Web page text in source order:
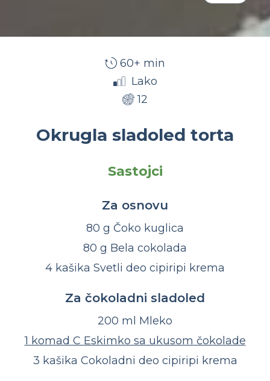
60+ min
Lako
12
Okrugla sladoled torta
Sastojci
Za osnovu
80 g Čoko kuglica
80 g Bela cokolada
4 kašika Svetli deo cipiripi krema
Za čokoladni sladoled
200 ml Mleko
1 komad C Eskimko sa ukusom čokolade
3 kašika Cokoladni deo cipiripi krema